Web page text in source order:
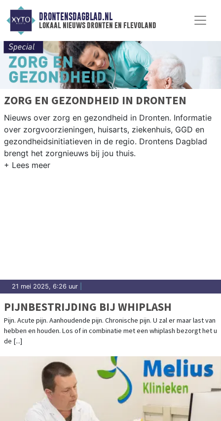
DRONTENSDAGBLAD.NL
lokaal nieuws dronten en flevoland
ZORG EN GEZONDHEID IN DRONTEN
Nieuws over zorg en gezondheid in Dronten. Informatie
over zorgvoorzieningen, huisarts, ziekenhuis, GGD en
gezondheidsinitiatieven in de regio. Drontens Dagblad
brengt het zorgnieuws bij jou thuis.
21 mei 2025, 6:26 uur
PIJNBESTRIJDING BIJ WHIPLASH
Pijn. Acute pijn. Aanhoudende pijn. Chronische pijn. U zal er maar last van
hebben en houden. Los of in combinatie met een whiplash bezorgt het u
de [...]